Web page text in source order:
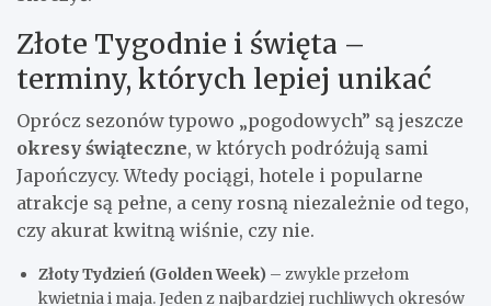
Złote Tygodnie i święta –
terminy, których lepiej unikać
Oprócz sezonów typowo „pogodowych” są jeszcze
okresy świąteczne, w których podróżują sami
Japończycy. Wtedy pociągi, hotele i popularne
atrakcje są pełne, a ceny rosną niezależnie od tego,
czy akurat kwitną wiśnie, czy nie.
Złoty Tydzień (Golden Week) – zwykle przełom
kwietnia i maja. Jeden z najbardziej ruchliwych okresów